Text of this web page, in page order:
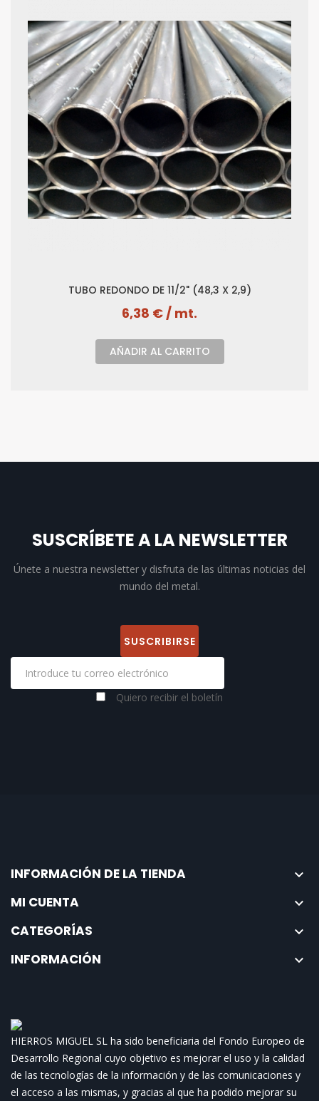
TUBO REDONDO DE 11/2" (48,3 X 2,9)
6,38 € / mt.
AÑADIR AL CARRITO
SUSCRÍBETE A LA NEWSLETTER
Únete a nuestra newsletter y disfruta de las últimas noticias del
mundo del metal.
Quiero recibir el boletín
INFORMACIÓN DE LA TIENDA

MI CUENTA

CATEGORÍAS

INFORMACIÓN

HIERROS MIGUEL SL ha sido beneficiaria del Fondo Europeo de
Desarrollo Regional cuyo objetivo es mejorar el uso y la calidad
de las tecnologías de la información y de las comunicaciones y
el acceso a las mismas, y gracias al que ha podido mejorar su